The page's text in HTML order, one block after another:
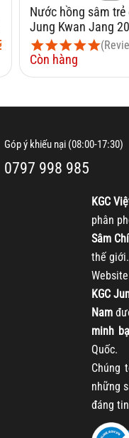
Nước hồng sâm trẻ
Jung Kwan Jang
gói mẫu mới 2023
Còn hàng
Góp ý khiếu nại (08:00-17:30)
0797 998 985
KGC
phân
Sâm
thế giới.
Website
KGC
Nam
minh
Quốc.
Chúng
những
đáng